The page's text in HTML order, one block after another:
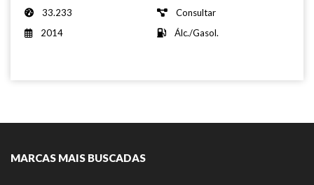
33.233
Consultar
2014
Álc./Gasol.
MARCAS MAIS BUSCADAS